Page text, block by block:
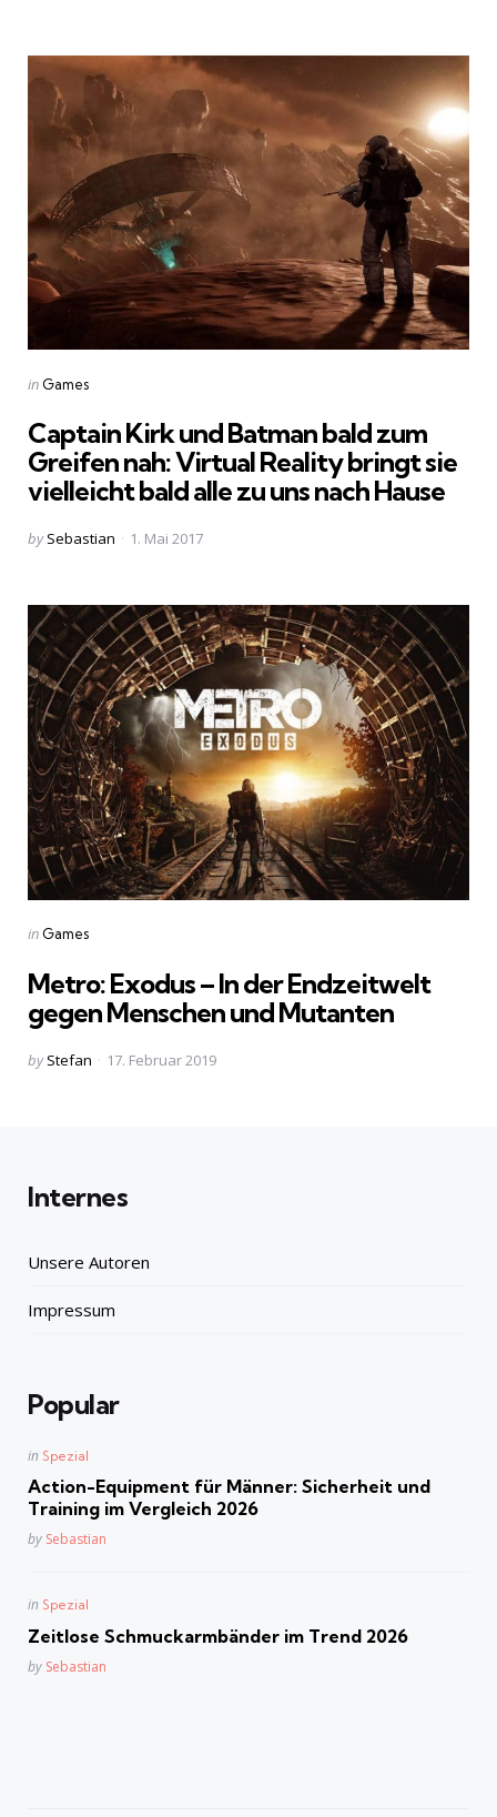
Categories
Posted
in Games
Captain Kirk und Batman bald zum
Greifen nah: Virtual Reality bringt sie
vielleicht bald alle zu uns nach Hause
Posted
by Sebastian 1. Mai 2017
Categories
Posted
in Games
Metro: Exodus – In der Endzeitwelt
gegen Menschen und Mutanten
Posted
by Stefan 17. Februar 2019
Internes
Unsere Autoren
Impressum
Popular
Posted
in Spezial
Action-Equipment für Männer: Sicherheit und
Training im Vergleich 2026
Posted
by Sebastian
Posted
in Spezial
Zeitlose Schmuckarmbänder im Trend 2026
Posted
by Sebastian